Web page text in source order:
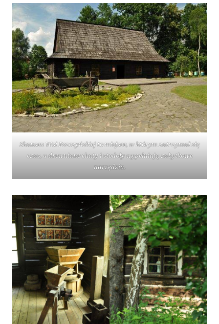
Skansen Wsi Pszczyńskiej to miejsce, w którym zatrzymał się
czas, a drewniane chaty i stodoły wypełniają zabytkowe
narzędzia.